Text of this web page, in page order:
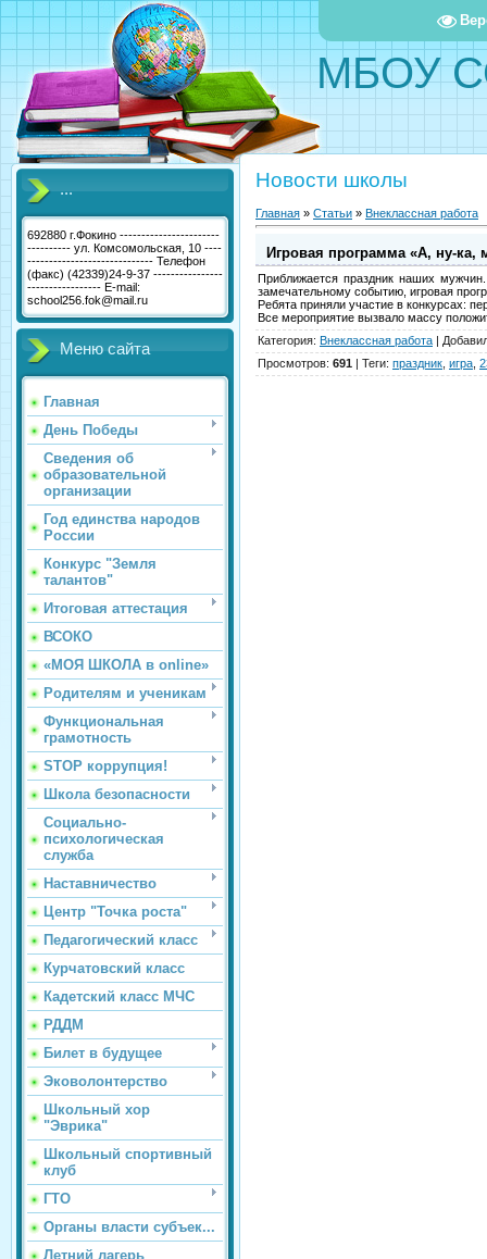
МБОУ
...
692880 г.Фокино -----------------------
---------- ул. Комсомольская, 10 ----
----------------------------- Телефон
(факс) (42339)24-9-37 ----------------
----------------- E-mail:
school256.fok@mail.ru
Меню сайта
Главная
День Победы
Сведения об
образовательной
организации
Год единства народов
России
Конкурс "Земля
талантов"
Итоговая аттестация
ВСОКО
«МОЯ ШКОЛА в online»
Родителям и ученикам
Функциональная
грамотность
STOP коррупция!
Школа безопасности
Социально-
психологическая
служба
Наставничество
Центр "Точка роста"
Педагогический класс
Курчатовский класс
Кадетский класс МЧС
РДДМ
Билет в будущее
Эковолонтерство
Школьный хор
"Эврика"
Школьный спортивный
клуб
ГТО
Органы власти субъек...
Летний лагерь
Новости школы
Главная » Статьи » Внеклассная работа
Игровая программа «А, ну-ка,
Приближается праздник наших
замечательному событию, игровая
Ребята приняли участие в конкурсах:
Все мероприятие вызвало массу
Категория: Внеклассная работа |
Просмотров: 691 | Теги: праздник игра